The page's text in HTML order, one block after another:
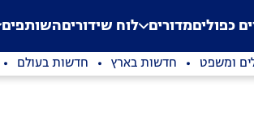
Application error: a
. כפוליםמדורים לוח שידוריםהשותפים
ומשפט חדשות בארץ חדשות בעולם